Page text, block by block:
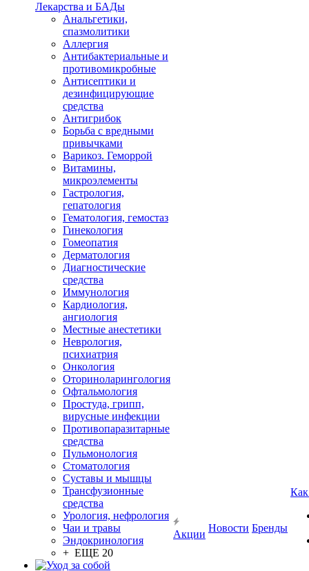
Лекарства и БАДы
Анальгетики,
спазмолитики
Аллергия
Антибактериальные и
противомикробные
Антисептики и
дезинфицирующие
средства
Антигрибок
Борьба с вредными
привычками
Варикоз. Геморрой
Витамины,
микроэлементы
Гастрология,
гепатология
Гематология, гемостаз
Гинекология
Гомеопатия
Дерматология
Диагностические
средства
Иммунология
Кардиология,
ангиология
Местные анестетики
Неврология,
психиатрия
Онкология
Оториноларингология
Офтальмология
Простуда, грипп,
вирусные инфекции
Противопаразитарные
средства
Пульмонология
Стоматология
Суставы и мышцы
Трансфузионные
средства
Урология, нефрология
Чаи и травы
Эндокринология
+ ЕЩЕ 20
Акции
Новости Бренды